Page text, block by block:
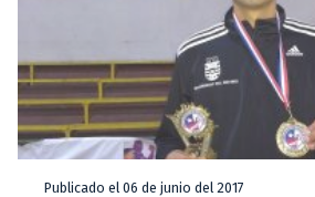
Publicado el 06 de junio del 2017